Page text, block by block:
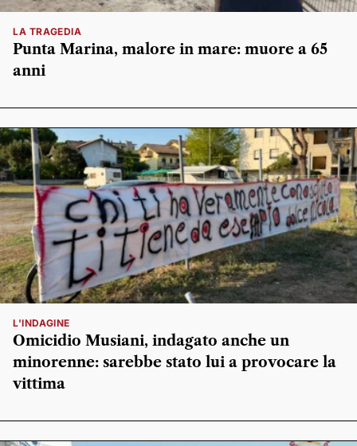
LA TRAGEDIA
Punta Marina, malore in mare: muore a 65
anni
L'INDAGINE
Omicidio Musiani, indagato anche un
minorenne: sarebbe stato lui a provocare la
vittima